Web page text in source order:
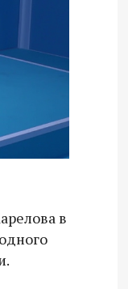
в